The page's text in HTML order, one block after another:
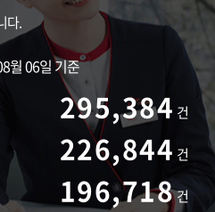
다.
월 06일 기준
295,384 건
226,844 건
196,718건